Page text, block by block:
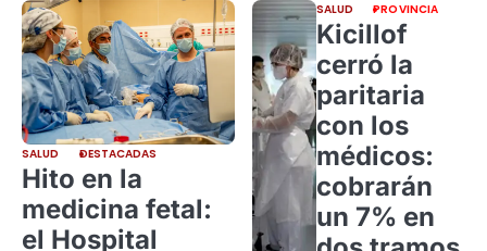
SALUD DESTACADAS
Hito en la
medicina fetal:
el Hospital
SALUD PROVINCIA
Kicillof
cerró la
paritaria
con los
médicos:
cobrarán
un 7% en